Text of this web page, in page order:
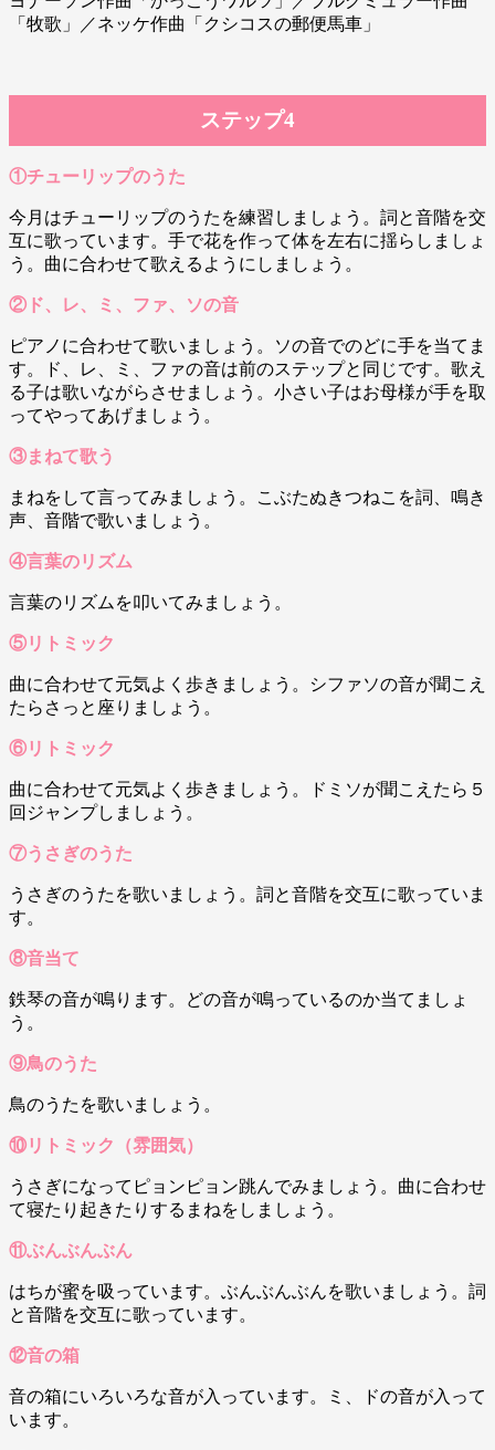
「牧歌」／ネッケ作曲「クシコスの郵便馬車」
ステップ4
①チューリップのうた
今月はチューリップのうたを練習しましょう。詞と音階を交
互に歌っています。手で花を作って体を左右に揺らしましょ
う。曲に合わせて歌えるようにしましょう。
②ド、レ、ミ、ファ、ソの音
ピアノに合わせて歌いましょう。ソの音でのどに手を当てま
す。ド、レ、ミ、ファの音は前のステップと同じです。歌え
る子は歌いながらさせましょう。小さい子はお母様が手を取
ってやってあげましょう。
③まねて歌う
まねをして言ってみましょう。こぶたぬきつねこを詞、鳴き
声、音階で歌いましょう。
④言葉のリズム
言葉のリズムを叩いてみましょう。
⑤リトミック
曲に合わせて元気よく歩きましょう。シファソの音が聞こえ
たらさっと座りましょう。
⑥リトミック
曲に合わせて元気よく歩きましょう。ドミソが聞こえたら５
回ジャンプしましょう。
⑦うさぎのうた
うさぎのうたを歌いましょう。詞と音階を交互に歌っていま
す。
⑧音当て
鉄琴の音が鳴ります。どの音が鳴っているのか当てましょ
う。
⑨鳥のうた
鳥のうたを歌いましょう。
⑩リトミック（雰囲気）
うさぎになってピョンピョン跳んでみましょう。曲に合わせ
て寝たり起きたりするまねをしましょう。
⑪ぶんぶんぶん
はちが蜜を吸っています。ぶんぶんぶんを歌いましょう。詞
と音階を交互に歌っています。
⑫音の箱
音の箱にいろいろな音が入っています。ミ、ドの音が入って
います。